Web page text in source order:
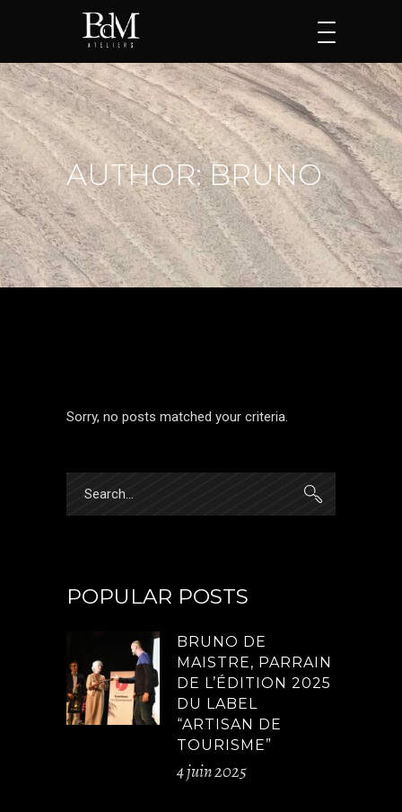
AUTHOR: BRUNO
Sorry, no posts matched your criteria.
for:
POPULAR POSTS
BRUNO DE
MAISTRE, PARRAIN
DE L’ÉDITION 2025
DU LABEL
“ARTISAN DE
TOURISME”
4 juin 2025